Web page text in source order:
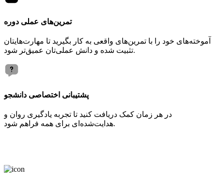
تمرین‌های عملی دوره
آموخته‌های خود را با تمرین‌های واقعی به کار بگیرید تا مهارت‌هایتان
تثبیت شده و دانش عملی‌تان عمیق‌تر شود.
پشتیبانی اختصاصی دانشجو
در هر زمان کمک دریافت کنید تا تجربه یادگیری روان و
هدایت‌شده‌ای برای همه فراهم شود.